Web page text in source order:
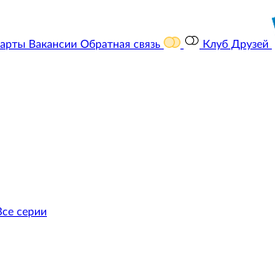
Вакансии Обратная связь Клуб Друзей
серии